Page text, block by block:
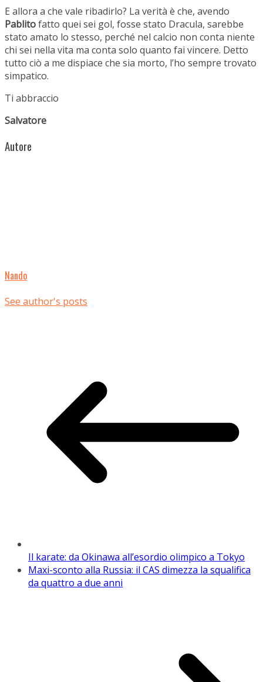
E allora a che vale ribadirlo? La verità è che, avendo
Pablitofatto quei sei gol, fosse stato Dracula, sarebbe
stato amato lo stesso, perché nel calcio non conta niente
chi sei nella vita ma conta solo quanto fai vincere. Detto
tutto ciò a me dispiace che sia morto, l’ho sempre trovato
simpatico.
Ti abbraccio
Salvatore
Autore
Nando
See author's posts
Il karate: da Okinawa all’esordio olimpico a Tokyo
Maxi-sconto alla Russia: il CAS dimezza la squalifica
da quattro a due anni